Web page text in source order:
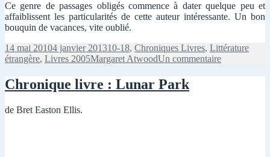
Ce genre de passages obligés commence à dater quelque peu et
affaiblissent les particularités de cette auteur intéressante. Un bon
bouquin de vacances, vite oublié.
Publié
le
14 mai 20104 janvier 2013Catégories
10-18, Chroniques Livres, Littérature
étrangère, Livres 2005Mots-
Margaret AtwoodUn commentairesur
Chronique livre : Lunar Park
de Bret Easton Ellis.